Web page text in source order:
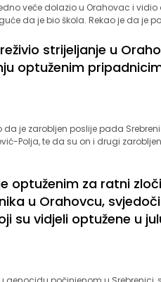
veče dolazio u Orahovac i
da je bio škola. Rekao je da je
strijeljanje u
optuženim
da je zarobljen poslije pada
Polja, te da su on i drugi
optuženim za ratni
u Orahovcu,
su vidjeli optužene u